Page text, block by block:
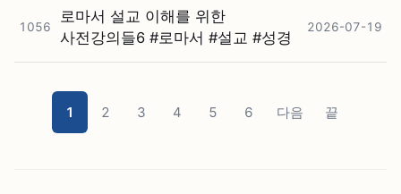
1056
로마서 설교 이해를 위한
사전강의들6 #⁠로마서 #⁠설교 #⁠성경
2026-07-19
1 2 3 4 5 6 다음 끝